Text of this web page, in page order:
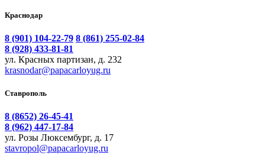
Краснодар
8 (901) 104-22-79 8 (861) 255-02-84
8 (928) 433-81-81
ул. Красных партизан, д. 232
krasnodar@papacarloyug.ru
Ставрополь
8 (8652) 26-45-41
8 (962) 447-17-84
ул. Розы Люксембург, д. 17
stavropol@papacarloyug.ru